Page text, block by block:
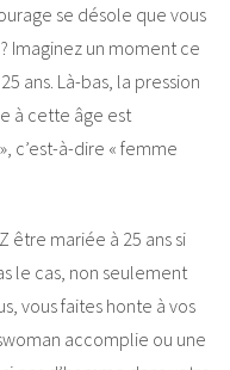
se désole que vous
Imaginez un moment ce
ans. Là-bas, la pression
à cette âge est
c’est-à-dire « femme
être mariée à 25 ans si
le cas, non seulement
vous faites honte à vos
accomplie ou une